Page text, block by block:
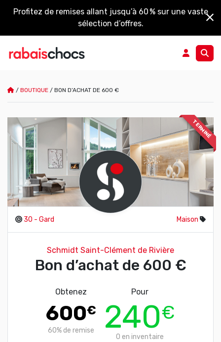
Profitez de remises allant jusqu’à 60 % sur une vaste
sélection d’offres.
/ BOUTIQUE / BON D’ACHAT DE 600 €
TERMINÉ
30 - Gard Maison
Schmidt Saint-Clément de Rivière
Bon d’achat de 600 €
Obtenez
600€
60% de remise
Pour
240€
0 en inventaire